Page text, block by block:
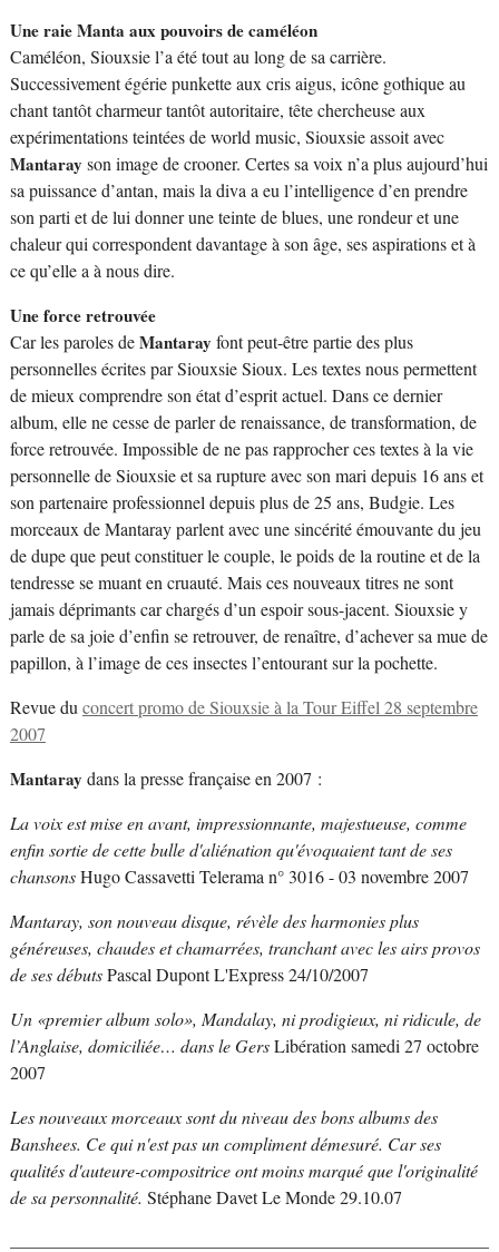
Une raie Manta aux pouvoirs de caméléon
Caméléon, Siouxsie l’a été tout au long de sa carrière.
Successivement égérie punkette aux cris aigus, icône gothique au
chant tantôt charmeur tantôt autoritaire, tête chercheuse aux
expérimentations teintées de world music, Siouxsie assoit avec
Mantaray son image de crooner. Certes sa voix n’a plus aujourd’hui
sa puissance d’antan, mais la diva a eu l’intelligence d’en prendre
son parti et de lui donner une teinte de blues, une rondeur et une
chaleur qui correspondent davantage à son âge, ses aspirations et à
ce qu’elle a à nous dire.
Une force retrouvée
Car les paroles deMantaray font peut-être partie des plus
personnelles écrites par Siouxsie Sioux. Les textes nous permettent
de mieux comprendre son état d’esprit actuel. Dans ce dernier
album, elle ne cesse de parler de renaissance, de transformation, de
force retrouvée. Impossible de ne pas rapprocher ces textes à la vie
personnelle de Siouxsie et sa rupture avec son mari depuis 16 ans et
son partenaire professionnel depuis plus de 25 ans, Budgie. Les
morceaux de Mantaray parlent avec une sincérité émouvante du jeu
de dupe que peut constituer le couple, le poids de la routine et de la
tendresse se muant en cruauté. Mais ces nouveaux titres ne sont
jamais déprimants car chargés d’un espoir sous-jacent. Siouxsie y
parle de sa joie d’enfin se retrouver, de renaître, d’achever sa mue de
papillon, à l’image de ces insectes l’entourant sur la pochette.
Revue duconcert promo de Siouxsie à la Tour Eiffel 28 septembre
2007
Mantaray dans la presse française en 2007 :
La voix est mise en avant, impressionnante, majestueuse, comme
enfin sortie de cette bulle d'aliénation qu'évoquaient tant de ses
chansonsHugo Cassavetti Telerama n° 3016 - 03 novembre 2007
Mantaray, son nouveau disque, révèle des harmonies plus
généreuses, chaudes et chamarrées, tranchant avec les airs provos
de ses débutsPascal Dupont L'Express 24/10/2007
Un «premier album solo», Mandalay, ni prodigieux, ni ridicule, de
l’Anglaise, domiciliée… dans le GersLibération samedi 27 octobre
2007
Les nouveaux morceaux sont du niveau des bons albums des
Banshees. Ce qui n'est pas un compliment démesuré. Car ses
qualités d'auteure-compositrice ont moins marqué que l'originalité
de sa personnalité. Stéphane Davet Le Monde 29.10.07